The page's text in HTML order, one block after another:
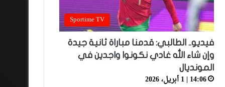
Sportime TV
فيديو.. الطالبي: قدمنا مباراة ثانية جيدة
وإن شاء الله غادي نكونوا واجدين في
المونديال
14:06 | 1 أبريل، 2026